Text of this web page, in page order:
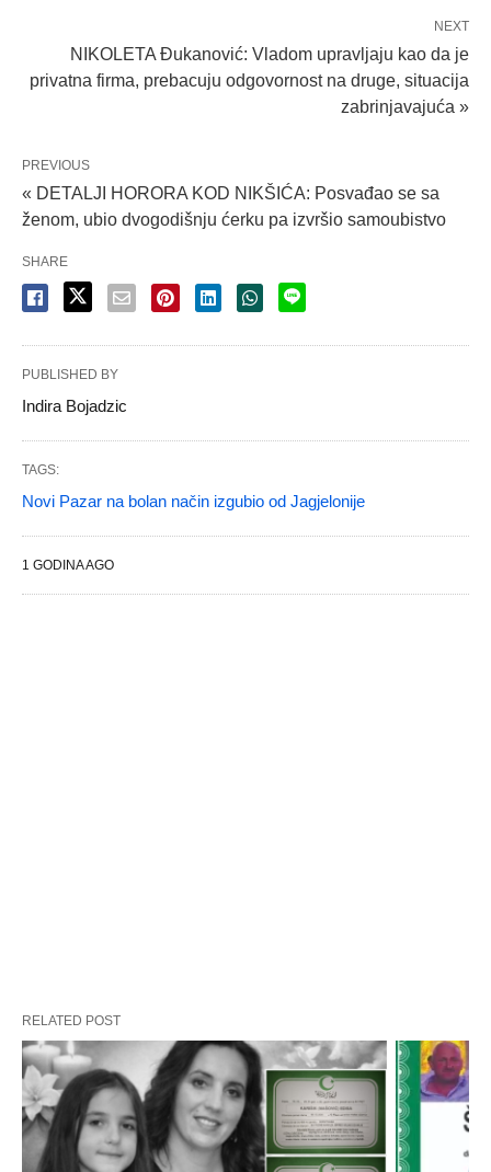
NEXT
NIKOLETA Đukanović: Vladom upravljaju kao da je
privatna firma, prebacuju odgovornost na druge, situacija
zabrinjavajuća »
PREVIOUS
« DETALJI HORORA KOD NIKŠIĆA: Posvađao se sa
ženom, ubio dvogodišnju ćerku pa izvršio samoubistvo
SHARE
PUBLISHED BY
Indira Bojadzic
TAGS:
Novi Pazar na bolan način izgubio od Jagjelonije
1 GODINA AGO
RELATED POST